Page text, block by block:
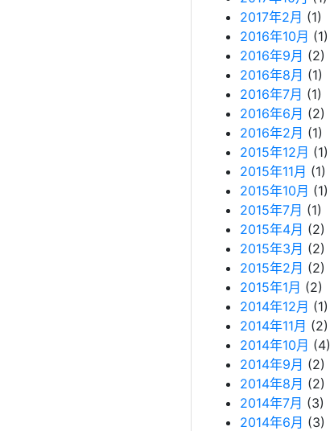
2017年2月 (1)
2016年10月 (1)
2016年9月 (2)
2016年8月 (1)
2016年7月 (1)
2016年6月 (2)
2016年2月 (1)
2015年12月 (1)
2015年11月 (1)
2015年10月 (1)
2015年7月 (1)
2015年4月 (2)
2015年3月 (2)
2015年2月 (2)
2015年1月 (2)
2014年12月 (1)
2014年11月 (2)
2014年10月 (4)
2014年9月 (2)
2014年8月 (2)
2014年7月 (3)
2014年6月 (3)